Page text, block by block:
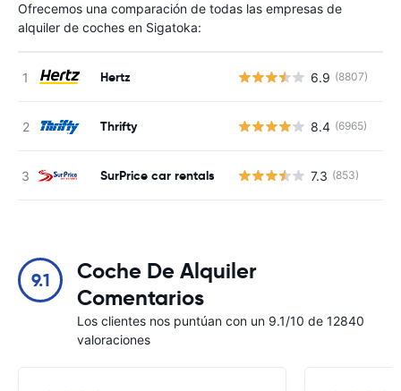
Ofrecemos una comparación de todas las empresas de
alquiler de coches en Sigatoka:
Hertz 6.9 (8807)
Thrifty 8.4 (6965)
SurPrice car rentals 7.3 (853)
9.1
Coche De Alquiler
Comentarios
Los clientes nos puntúan con un 9.1/10 de 12840
valoraciones